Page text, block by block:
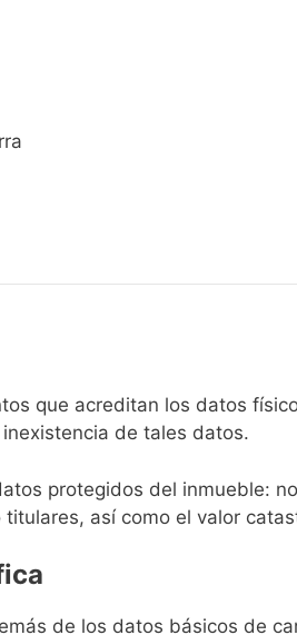
que acreditan los datos
de tales datos.
protegidos del inmueble:
así como el valor
de los datos básicos de